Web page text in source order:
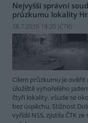
Nejvyšší správní
průzkumu lokality
28.7.2026 18:20 (ČTK)
Cílem průzkumu je
úložiště vyhořelého
čtyři lokality, všude se
bez úspěchu. Stížnost
vyřídil NSS, zjistila ČTK